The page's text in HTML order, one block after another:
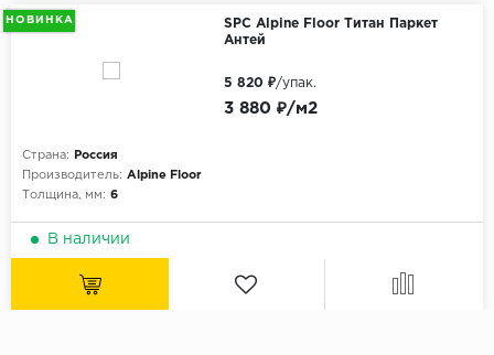
НОВИНКА
SPC Alpine Floor Титан Паркет
Антей
Страна:
Россия
Производитель: Alpine Floor
Толщина, мм: 6
3 880 ₽/м2
5 820 ₽/упак.
В наличии